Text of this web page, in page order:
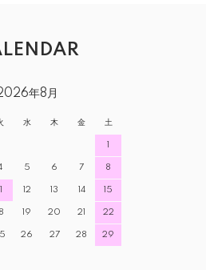
年8月
水 木 金 土
1
5 6 7 8
12 13 14 15
19 20 21 22
26 27 28 29